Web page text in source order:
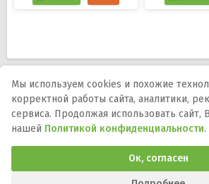
Мы в соцсетях:
DMCA Правообладателям
конфиденциальности
Программы и игры для телефона,
APK-файлы, описания, версии,
Мы используем cookies и похожие
корректной работы сайта, аналитики,
сервиса. Продолжая использовать сайт,
нашей Политикой конфиденциальности.
Ок, согласен